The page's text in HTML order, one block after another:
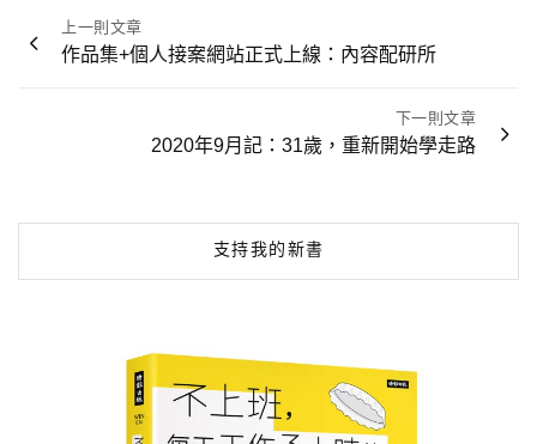
文
章
上一則文章
作品集+個人接案網站正式上線：內容配研所
下一則文章
2020年9月記：31歲，重新開始學走路
支持我的新書